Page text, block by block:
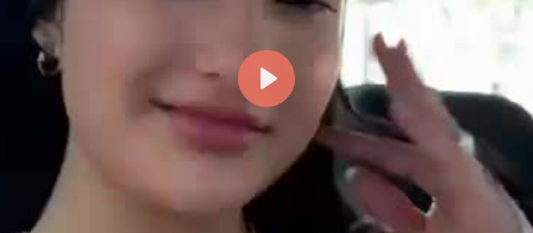
Reproducir